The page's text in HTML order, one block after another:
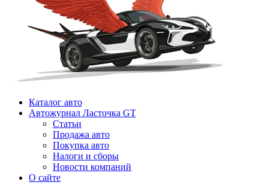
Каталог авто
Автожурнал Ласточка GT
Статьи
Продажа авто
Покупка авто
Налоги и сборы
Новости компаний
О сайте